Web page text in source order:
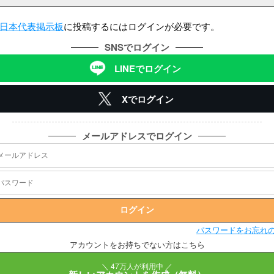
本代表掲示板に投稿するにはログインが必要です。
SNSでログイン
LINEでログイン
Xでログイン
メールアドレスでログイン
パスワードをお忘れ
アカウントをお持ちでない方はこちら
＼ 47万人が利用中 ／